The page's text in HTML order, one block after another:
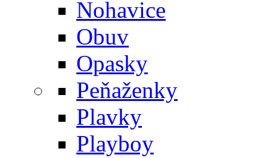
Nohavice
Obuv
Opasky
Peňaženky
Plavky
Playboy